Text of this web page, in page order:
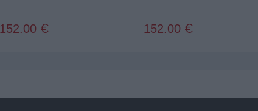
152.00 € 152.00 €